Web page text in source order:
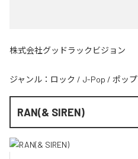
株式会社グッドラックビジョン
ジャンル： ロック / J-Pop / ポップ
RAN(& SIREN)